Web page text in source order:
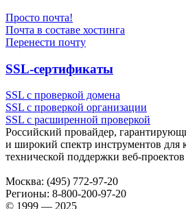
Просто почта!
Почта в составе хостинга
Перенести почту
SSL-сертификаты
SSL с проверкой домена
SSL с проверкой организации
SSL с расширенной проверкой
Российский провайдер,
и широкий спектр инструментов для
технической поддержки веб-проектов
Москва: (495) 772-97-20
Регионы: 8-800-200-97-20
© 1999 — 2025